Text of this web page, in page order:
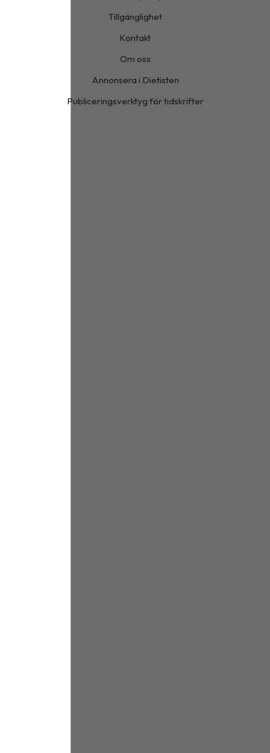
Tillgänglighet
Kontakt
Om oss
Annonsera i Dietisten
Publiceringsverktyg för tidskrifter